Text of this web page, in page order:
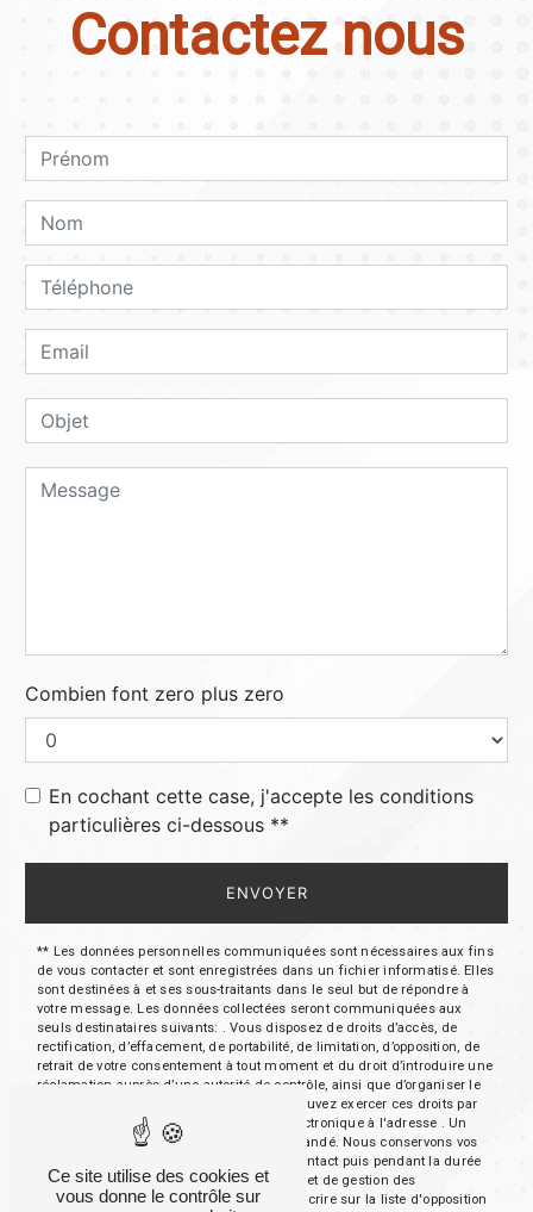
Contactez nous
Combien font zero plus zero
En cochant cette case, j'accepte les conditions
particulières ci-dessous **
ENVOYER
** Les données personnelles communiquées sont nécessaires aux fins
de vous contacter et sont enregistrées dans un fichier informatisé. Elles
sont destinées à et ses sous-traitants dans le seul but de répondre à
votre message. Les données collectées seront communiquées aux
seuls destinataires suivants: . Vous disposez de droits d’accès, de
rectification, d’effacement, de portabilité, de limitation, d’opposition, de
retrait de votre consentement à tout moment et du droit d’introduire une
réclamation auprès d’une autorité de contrôle, ainsi que d’organiser le
sort de vos données post-mortem. Vous pouvez exercer ces droits par
voie postale à l'adresse ou par courrier électronique à l'adresse . Un
justificatif d'identité pourra vous être demandé. Nous conservons vos
données pendant la période de prise de contact puis pendant la durée
de prescription légale aux fins probatoires et de gestion des
contentieux. Vous avez le droit de vous inscrire sur la liste d'opposition
Ce site utilise des cookies et
vous donne le contrôle sur